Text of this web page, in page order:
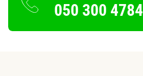
050 300 4784